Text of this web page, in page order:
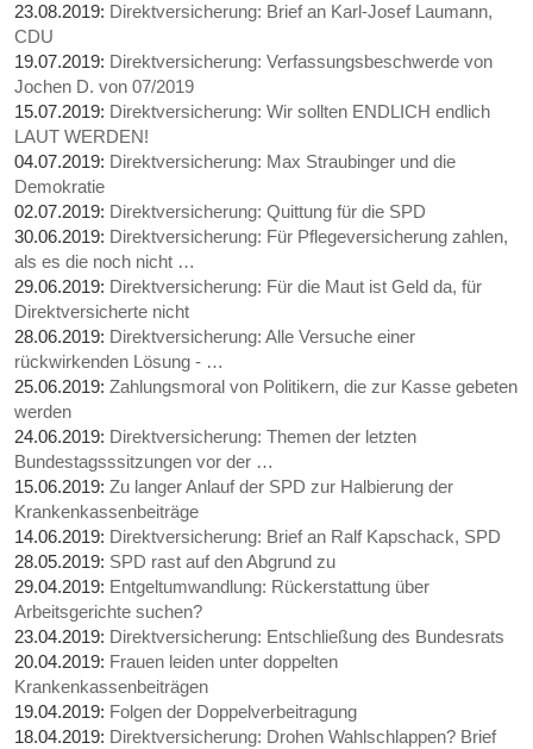
23.08.2019: Direktversicherung: Brief an Karl-Josef Laumann,
CDU
19.07.2019: Direktversicherung: Verfassungsbeschwerde von
Jochen D. von 07/2019
15.07.2019: Direktversicherung: Wir sollten ENDLICH endlich
LAUT WERDEN!
04.07.2019: Direktversicherung: Max Straubinger und die
Demokratie
02.07.2019: Direktversicherung: Quittung für die SPD
30.06.2019: Direktversicherung: Für Pflegeversicherung zahlen,
als es die noch nicht …
29.06.2019: Direktversicherung: Für die Maut ist Geld da, für
Direktversicherte nicht
28.06.2019: Direktversicherung: Alle Versuche einer
rückwirkenden Lösung - …
25.06.2019:Zahlungsmoral von Politikern, die zur Kasse gebeten
werden
24.06.2019: Direktversicherung: Themen der letzten
Bundestagsssitzungen vor der …
15.06.2019:Zu langer Anlauf der SPD zur Halbierung der
Krankenkassenbeiträge
14.06.2019: Direktversicherung: Brief an Ralf Kapschack, SPD
28.05.2019: SPD rast auf den Abgrund zu
29.04.2019: Entgeltumwandlung: Rückerstattung über
Arbeitsgerichte suchen?
23.04.2019: Direktversicherung: Entschließung des Bundesrats
20.04.2019: Frauen leiden unter doppelten
Krankenkassenbeiträgen
19.04.2019: Folgen der Doppelverbeitragung
18.04.2019: Direktversicherung: Drohen Wahlschlappen? Brief